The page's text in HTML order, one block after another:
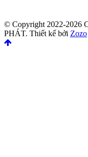
© Copyright 2022-
PHÁT. Thiết kế bởi Zozo